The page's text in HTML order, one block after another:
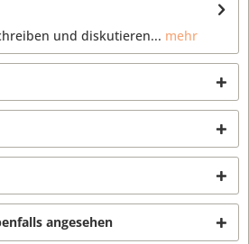
und diskutieren... mehr
angesehen